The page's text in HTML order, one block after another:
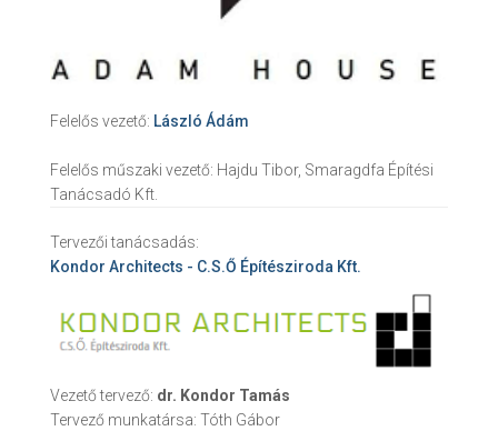
Felelős vezető: László Ádám
Felelős műszaki vezető: Hajdu Tibor, Smaragdfa Építési
Tanácsadó Kft.
Tervezői tanácsadás:
Kondor Architects - C.S.Ő Építésziroda Kft.
Vezető tervező: dr. Kondor Tamás
Tervező munkatársa: Tóth Gábor